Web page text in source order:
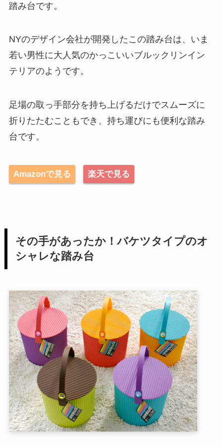
踏み台です。
NYのデザイン会社が開発したこの踏み台は、いま
若い男性に大人気のかっこいいブルックリンイン
テリアのようです。
足場の取っ手部分を持ち上げるだけでスムーズに
折りたたむこともでき、持ち運びにも便利な踏み
台です。
Amazonで見る 楽天で見る
その手があったか！バケツタイプのオ
シャレな踏み台